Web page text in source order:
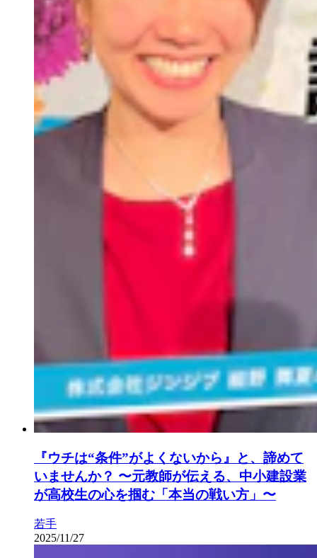
『ウチは“条件”がよくないから』と、諦めて
いませんか？ 〜元教師が伝える、中小建設業
が高校生の心を掴む「本当の戦い方」〜
若手
2025/11/27